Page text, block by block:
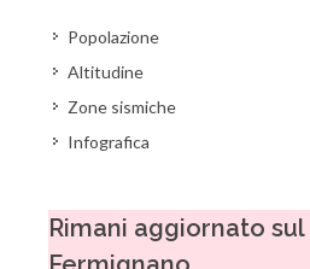
Popolazione
Altitudine
Zone sismiche
Infografica
Rimani aggiornato